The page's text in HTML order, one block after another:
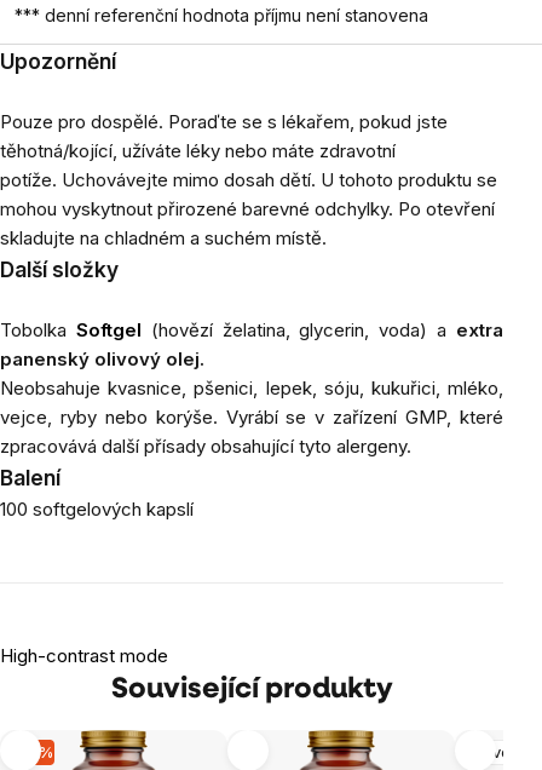
*** denní referenční hodnota příjmu není stanovena
Upozornění
Pouze pro dospělé. Poraďte se s lékařem, pokud jste
těhotná/kojící, užíváte léky nebo máte zdravotní
potíže. Uchovávejte mimo dosah dětí. U tohoto produktu se
mohou vyskytnout přirozené barevné odchylky. Po otevření
skladujte na chladném a suchém místě.
Další složky
Tobolka Softgel (hovězí želatina, glycerin, voda) a extra
panenský olivový olej.
Neobsahuje kvasnice, pšenici, lepek, sóju, kukuřici, mléko,
vejce, ryby nebo korýše. Vyrábí se v zařízení GMP, které
zpracovává další přísady obsahující tyto alergeny.
Balení
100 softgelových kapslí
High-contrast mode
Související produkty
-17 % Nervová